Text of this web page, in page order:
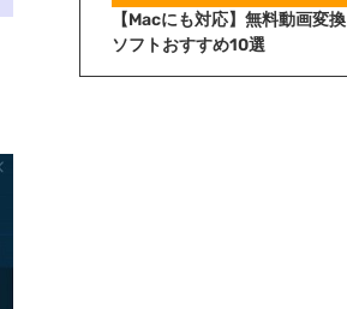
【Macにも対応】無料動画変換
ソフトおすすめ10選